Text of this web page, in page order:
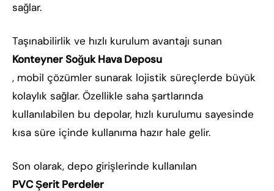
sağlar.
Taşınabilirlik ve hızlı kurulum avantajı sunan
Konteyner Soğuk Hava Deposu
, mobil çözümler sunarak lojistik süreçlerde büyük
kolaylık sağlar. Özellikle saha şartlarında
kullanılabilen bu depolar, hızlı kurulumu sayesinde
kısa süre içinde kullanıma hazır hale gelir.
Son olarak, depo girişlerinde kullanılan
PVC Şerit Perdeler